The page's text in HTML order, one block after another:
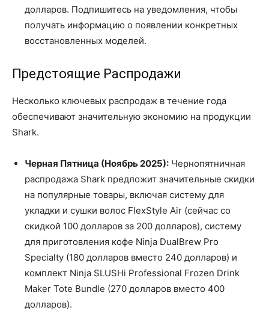
долларов. Подпишитесь на уведомления, чтобы
получать информацию о появлении конкретных
восстановленных моделей.
Предстоящие Распродажи
Несколько ключевых распродаж в течение года
обеспечивают значительную экономию на продукции
Shark.
Черная Пятница (Ноябрь 2025): Чернопятничная
распродажа Shark предложит значительные скидки
на популярные товары, включая систему для
укладки и сушки волос FlexStyle Air (сейчас со
скидкой 100 долларов за 200 долларов), систему
для приготовления кофе Ninja DualBrew Pro
Specialty (180 долларов вместо 240 долларов) и
комплект Ninja SLUSHi Professional Frozen Drink
Maker Tote Bundle (270 долларов вместо 400
долларов).